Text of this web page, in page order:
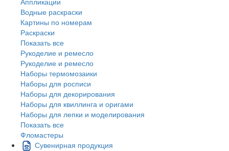
Водные раскраски
Картины по номерам
Раскраски
Показать все
Рукоделие и ремесло
Рукоделие и ремесло
Наборы термомозаики
Наборы для росписи
Наборы для декорирования
Наборы для квиллинга и оригами
Наборы для лепки и моделирования
Показать все
Фломастеры
Сувенирная продукция